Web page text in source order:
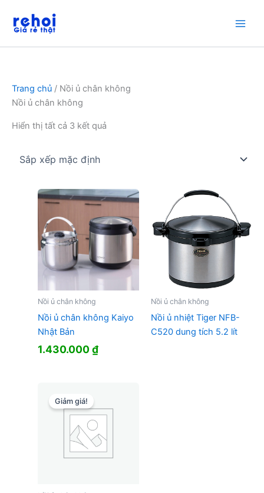
dung
Trang chủ / Nồi ủ chân không
Nồi ủ chân không
Hiển thị tất cả 3 kết quả
Nồi ủ chân không
Nồi ủ chân không Kaiyo
Nhật Bản
1.430.000₫
Nồi ủ chân không
Nồi ủ nhiệt Tiger NFB-
C520 dung tích 5.2 lít
Giảm giá!